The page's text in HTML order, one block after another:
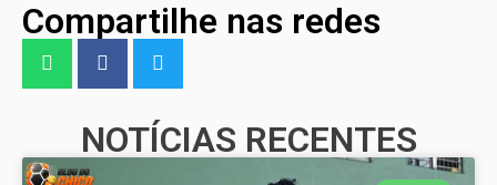
Compartilhe nas redes
NOTÍCIAS RECENTES